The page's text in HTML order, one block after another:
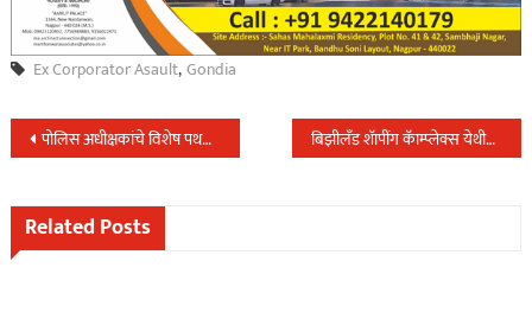
Ex Corporator Asault,Gondia
Post
navigation
पोलिस अधीक्षकांचे विशेष पथकाने पकडला नागपुर शहरात येणारा गुटखा… बिझीलॅंड शॅापींग कॅाम्प्लेक्स येथील चोरीचा उलगडा करण्यात गुन्हे शाखा युनिट १ ला यश…
Related Posts